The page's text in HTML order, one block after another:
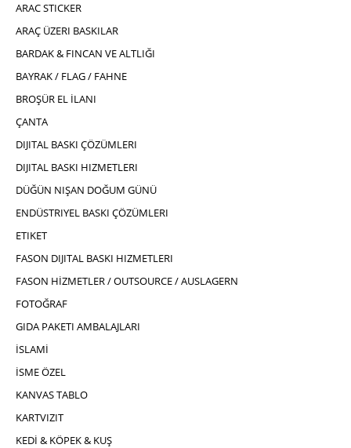
ARAC STICKER
ARAÇ ÜZERI BASKILAR
BARDAK & FINCAN VE ALTLIĞI
BAYRAK / FLAG / FAHNE
BROŞÜR EL İLANI
ÇANTA
DIJITAL BASKI ÇÖZÜMLERI
DIJITAL BASKI HIZMETLERI
DÜĞÜN NIŞAN DOĞUM GÜNÜ
ENDÜSTRIYEL BASKI ÇÖZÜMLERI
ETIKET
FASON DIJITAL BASKI HIZMETLERI
FASON HİZMETLER / OUTSOURCE / AUSLAGERN
FOTOĞRAF
GIDA PAKETI AMBALAJLARI
İSLAMİ
İSME ÖZEL
KANVAS TABLO
KARTVIZIT
KEDİ & KÖPEK & KUŞ